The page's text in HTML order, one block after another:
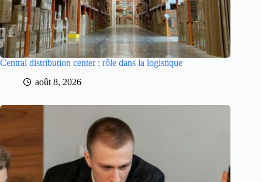
Central distribution center : rôle dans la logistique
août 8, 2026